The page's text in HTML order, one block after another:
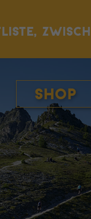
Shop